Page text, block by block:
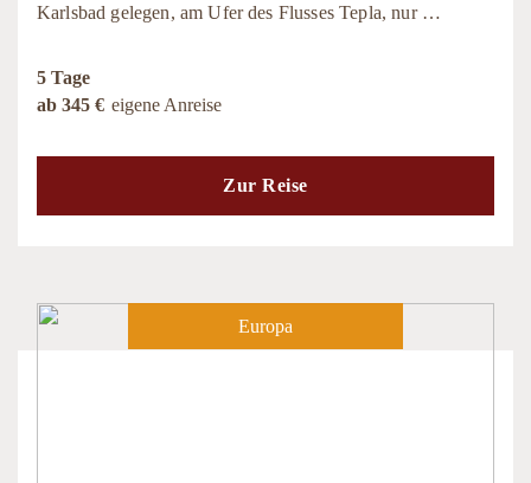
Karlsbad gelegen, am Ufer des Flusses Tepla, nur …
5 Tage
ab 345 € eigene Anreise
Zur Reise
Europa